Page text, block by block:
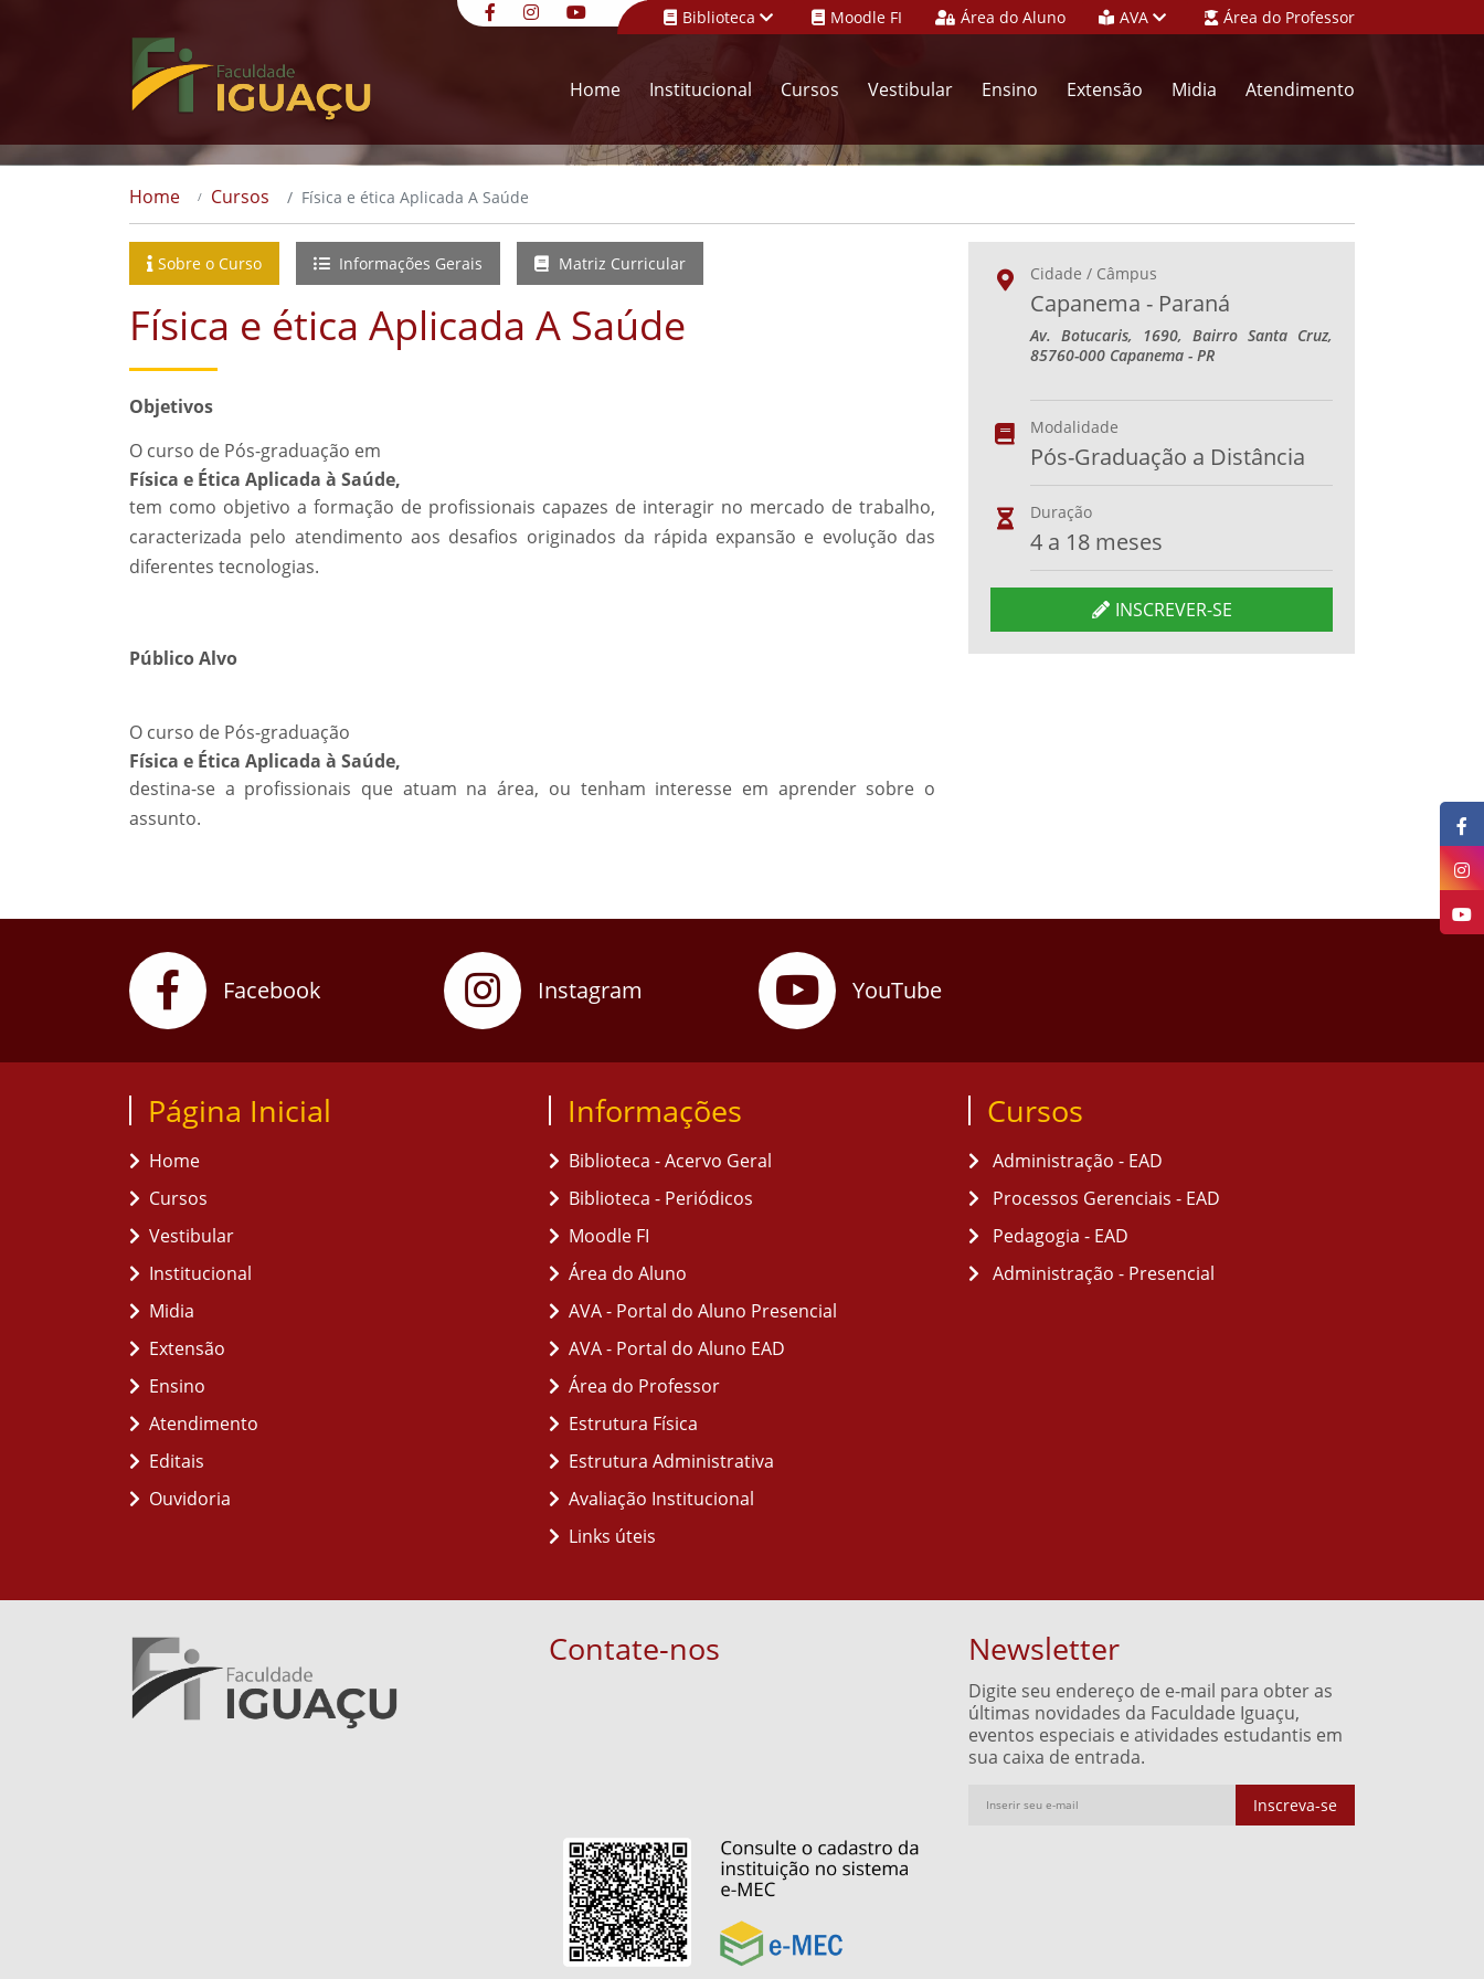
Biblioteca Moodle FI Área do Aluno AVA Área do Professor
Home Institucional Cursos Vestibular Ensino Extensão Midia Atendimento
Home Cursos Física e ética Aplicada A Saúde
Sobre o Curso Informações Gerais Matriz Curricular
Física e ética Aplicada A Saúde
Objetivos
O curso de Pós-graduação em
Física e Ética Aplicada à Saúde,
tem como objetivo a formação de profissionais capazes de interagir no mercado de trabalho,
caracterizada pelo atendimento aos desafios originados da rápida expansão e evolução das
diferentes tecnologias.
Público Alvo
O curso de Pós-graduação
Física e Ética Aplicada à Saúde,
destina-se a profissionais que atuam na área, ou tenham interesse em aprender sobre o
assunto.
Cidade / Câmpus
Capanema - Paraná
Av. Botucaris, 1690, Bairro Santa Cruz,
85760-000 Capanema - PR
Modalidade
Pós-Graduação a Distância
Duração
4 a 18 meses
INSCREVER-SE
Facebook Instagram YouTube
Página Inicial
Home
Cursos
Vestibular
Institucional
Midia
Extensão
Ensino
Atendimento
Editais
Ouvidoria
Informações
Biblioteca - Acervo Geral
Biblioteca - Periódicos
Moodle FI
Área do Aluno
AVA - Portal do Aluno Presencial
AVA - Portal do Aluno EAD
Área do Professor
Estrutura Física
Estrutura Administrativa
Avaliação Institucional
Links úteis
Cursos
Administração - EAD
Processos Gerenciais - EAD
Pedagogia - EAD
Administração - Presencial
Contate-nos Newsletter
Digite seu endereço de e-mail para obter as
últimas novidades da Faculdade Iguaçu,
eventos especiais e atividades estudantis em
sua caixa de entrada.
Inscreva-se